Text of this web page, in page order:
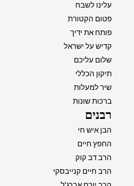
עלינו לשבח
פטום הקטורת
פותח את ידיך
קדיש על ישראל
שלום עליכם
תיקון הכללי
שיר למעלות
ברכות שונות
רבנים
הבן איש חי
החפץ חיים
הרב דב קוק
הרב חיים קנייבסקי